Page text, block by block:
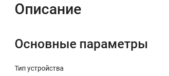
Описание
Основные параметры
Тип устройства